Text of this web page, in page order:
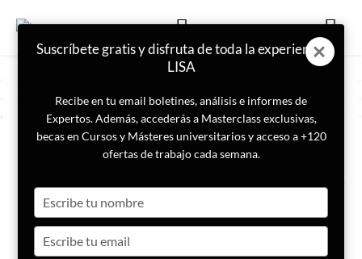
ETIQUETA
minería ilegal
El control de Ghana sobre la
minería de oro artesanal: una
estrategia para proteger sus
recursos naturales
Suscríbete gratis y disfruta de toda la experiencia
LISA
Recibe en tu email boletines, análisis e informes de
Expertos. Además, accederás a Masterclass exclusivas,
becas en Cursos y Másteres universitarios y acceso a +120
ofertas de trabajo cada semana.
your
name
your